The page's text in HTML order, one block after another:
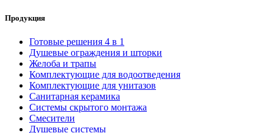
Продукция
Готовые решения 4 в 1
Душевые ограждения и шторки
Желоба и трапы
Комплектующие для водоотведения
Комплектующие для унитазов
Санитарная керамика
Системы скрытого монтажа
Смесители
Душевые системы